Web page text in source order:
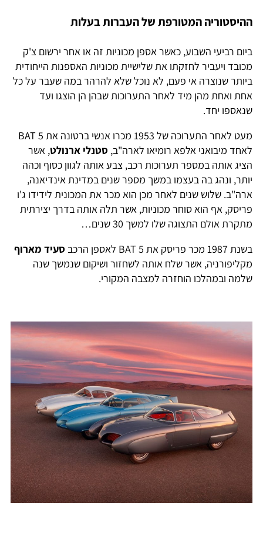
ההיסטוריה המטורפת של העברות בעלות
ביום רביעי השבוע, כאשר אספן מכוניות זה או אחר ירשום צ'ק
מכובד ויעביר לחזקתו את שלישיית מכוניות האספנות הייחודית
ביותר שנוצרה אי פעם, לא נוכל שלא להרהר במה שעבר על כל
אחת ואחת מהן מיד לאחר התערוכות שבהן הן הוצגו ועד
שנאספו יחד.
מעט לאחר התערוכה של 1953 מכרו אנשי ברטונה את BAT 5
לאחד מיבואני אלפא רומיאו לארה"ב, סטנלי ארנולט, אשר
הציג אותה במספר תערוכות רכב, צבע אותה לגוון כסוף וכהה
יותר, ונהג בה בעצמו במשך מספר שנים במדינת אינדיאנה,
ארה"ב. שלוש שנים לאחר מכן הוא מכר את המכונית לידידו ג'ו
פריסק, אף הוא סוחר מכוניות, אשר תלה אותה בדרך יצירתית
מתקרת אולם התצוגה שלו למשך 30 שנים…
בשנת 1987 מכר פריסק את BAT 5 לאספן הרכב
סעיד מארוף
מקליפורניה, אשר שלח אותה לשחזור ושיקום שנמשך שנה
שלמה ובמהלכו הוחזרה למצבה המקורי.